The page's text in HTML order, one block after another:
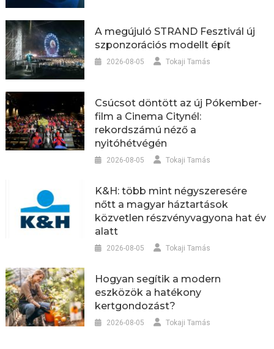
A megújuló STRAND Fesztivál új
szponzorációs modellt épít
2026-08-05 Tokaji Tamás
Csúcsot döntött az új Pókember-
film a Cinema Citynél:
rekordszámú néző a
nyitóhétvégén
2026-08-05 Tokaji Tamás
K&H: több mint négyszeresére
nőtt a magyar háztartások
közvetlen részvényvagyona hat év
alatt
2026-08-05 Tokaji Tamás
Hogyan segítik a modern
eszközök a hatékony
kertgondozást?
2026-08-05 Tokaji Tamás